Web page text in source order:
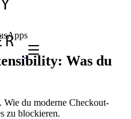
Apps
Was du
du moderne Checkout-
zu blockieren.